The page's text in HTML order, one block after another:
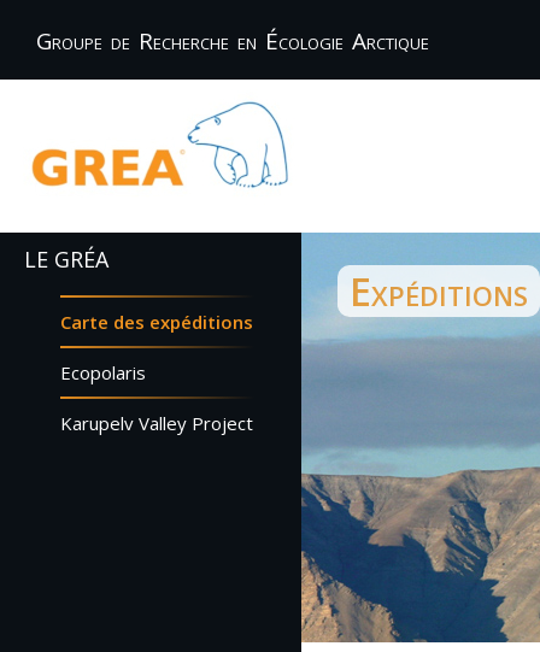
Groupe de Recherche en Écologie Arctique
LE GRÉA
Carte des expéditions
Ecopolaris
Karupelv Valley Project
Expéditions